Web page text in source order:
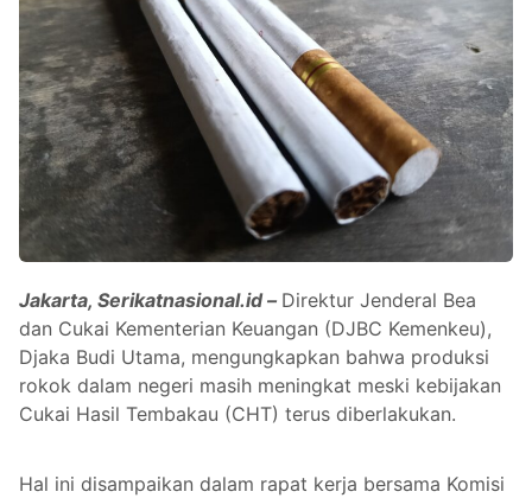
Jakarta, Serikatnasional.id – Direktur Jenderal Bea
dan Cukai Kementerian Keuangan (DJBC Kemenkeu),
Djaka Budi Utama, mengungkapkan bahwa produksi
rokok dalam negeri masih meningkat meski kebijakan
Cukai Hasil Tembakau (CHT) terus diberlakukan.
Hal ini disampaikan dalam rapat kerja bersama Komisi